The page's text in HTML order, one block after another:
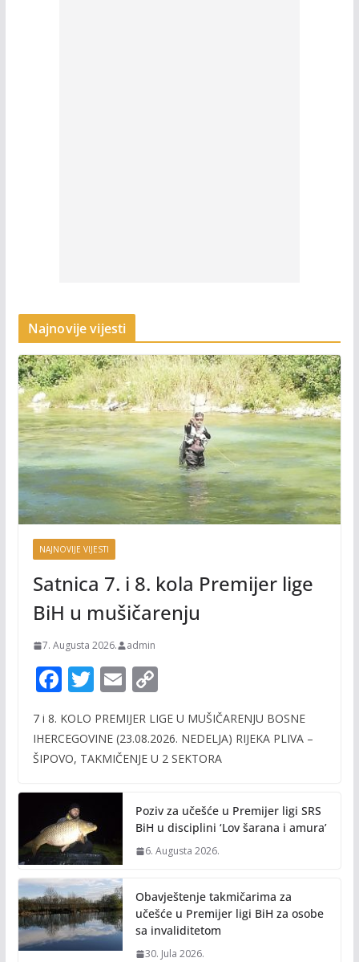
Najnovije vijesti
NAJNOVIJE VIJESTI
Satnica 7. i 8. kola Premijer lige
BiH u mušičarenju
7. Augusta 2026. admin
F
e
b
o
k
T
itt
er
E
ai
l
C
p
y
n
k
7 i 8. KOLO PREMIJER LIGE U MUŠIČARENJU BOSNE
IHERCEGOVINE (23.08.2026. NEDELJA) RIJEKA PLIVA –
ŠIPOVO, TAKMIČENJE U 2 SEKTORA
Poziv za učešće u Premijer ligi SRS
BiH u disciplini ‘Lov šarana i amura’
6. Augusta 2026.
Obavještenje takmičarima za
učešće u Premijer ligi BiH za osobe
sa invaliditetom
30. Jula 2026.